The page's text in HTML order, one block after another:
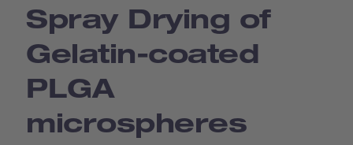
Spray Drying of
Gelatin-coated
PLGA
microspheres